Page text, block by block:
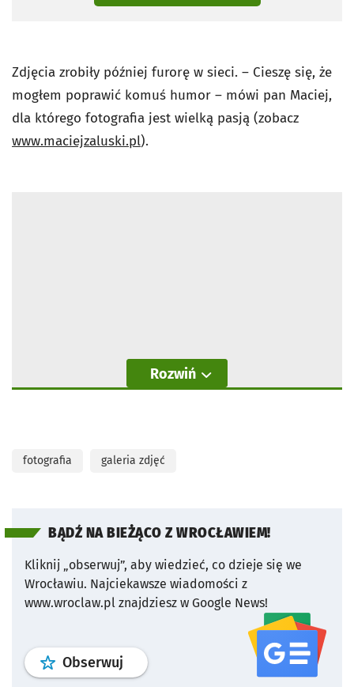
Zdjęcia zrobiły później furorę w sieci. – Cieszę się, że
mogłem poprawić komuś humor – mówi pan Maciej,
dla którego fotografia jest wielką pasją (zobacz
www.maciejzaluski.pl).
Rozwiń
fotografia galeria zdjęć
BĄDŹ NA BIEŻĄCO Z WROCŁAWIEM!
Kliknij „obserwuj”, aby wiedzieć, co dzieje się we
Wrocławiu. Najciekawsze wiadomości z
www.wroclaw.pl znajdziesz w Google News!
Obserwuj profil serwisu